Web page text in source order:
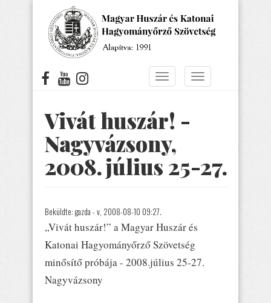
Navigáció
Navigáció
Vivát huszár! -
Nagyvázsony,
2008.július 25-27.
Beküldte: gazda - v, 2008-08-10 09:27.
„Vivát huszár!” a Magyar Huszár és
Katonai Hagyományőrző Szövetség
minősítő próbája - 2008.július 25-27.
Nagyvázsony